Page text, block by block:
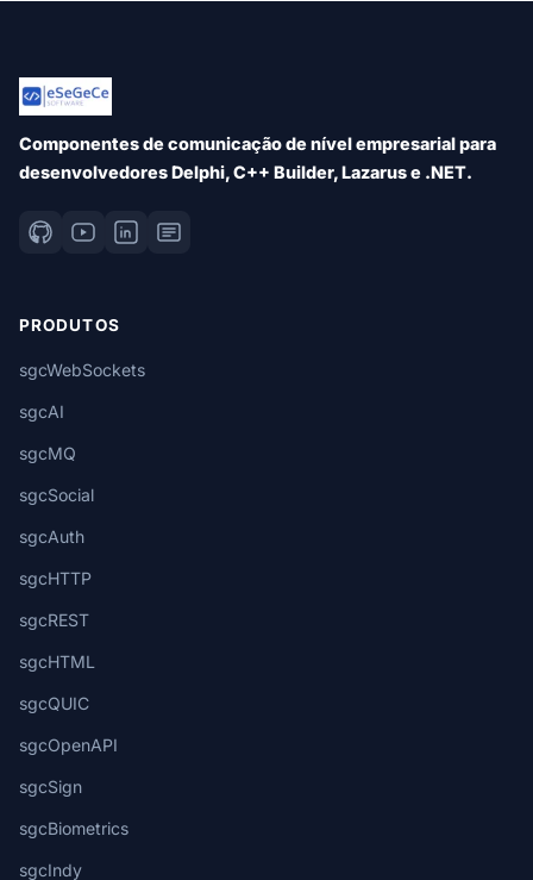
Componentes de comunicação de nível empresarial para
desenvolvedores Delphi, C++ Builder, Lazarus e .NET.
PRODUTOS
sgcWebSockets
sgcAI
sgcMQ
sgcSocial
sgcAuth
sgcHTTP
sgcREST
sgcHTML
sgcQUIC
sgcOpenAPI
sgcSign
sgcBiometrics
sgcIndy